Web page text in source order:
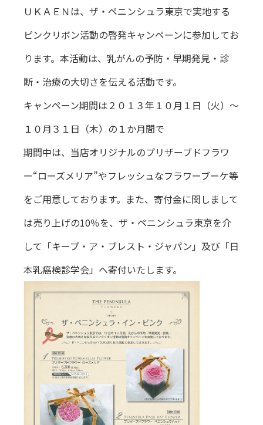
ＵＫＡＥＮは、ザ・ペニンシュラ東京で実地する
ピンクリボン活動の啓発キャンペーンに参加してお
ります。本活動は、乳がんの予防・早期発見・診
断・治療の大切さを伝える活動です。
キャンペーン期間は２０１３年１０月１日（火）～
１０月３１日（木）の１か月間で
期間中は、当店オリジナルのプリザーブドフラワ
ー“ローズメリア”やフレッシュなフラワーブーケ等
をご用意しております。また、寄付金に関しまして
は売り上げの10％を、ザ・ペニンシュラ東京を介
して「キープ・ア・ブレスト・ジャパン」及び「日
本乳癌検診学会」へ寄付いたします。